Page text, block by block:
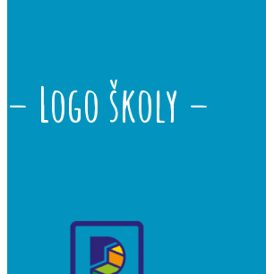
– Logo školy –